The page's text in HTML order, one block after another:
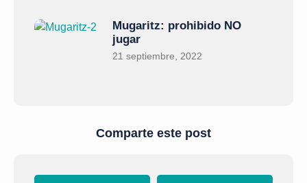
Mugaritz: prohibido NO
jugar
21 septiembre, 2022
Comparte este post